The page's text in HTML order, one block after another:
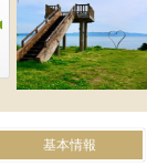
基本情報